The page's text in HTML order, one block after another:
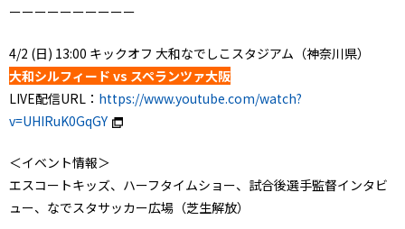
ーーーーーーーーーー
4/2 (日) 13:00 キックオフ 大和なでしこスタジアム（神奈川県）
大和シルフィード vs スペランツァ大阪
LIVE配信URL： https://www.youtube.com/watch?
v=UHIRuK0GqGY
＜イベント情報＞
エスコートキッズ、ハーフタイムショー、試合後選手監督インタビ
ュー、なでスタサッカー広場（芝生解放）